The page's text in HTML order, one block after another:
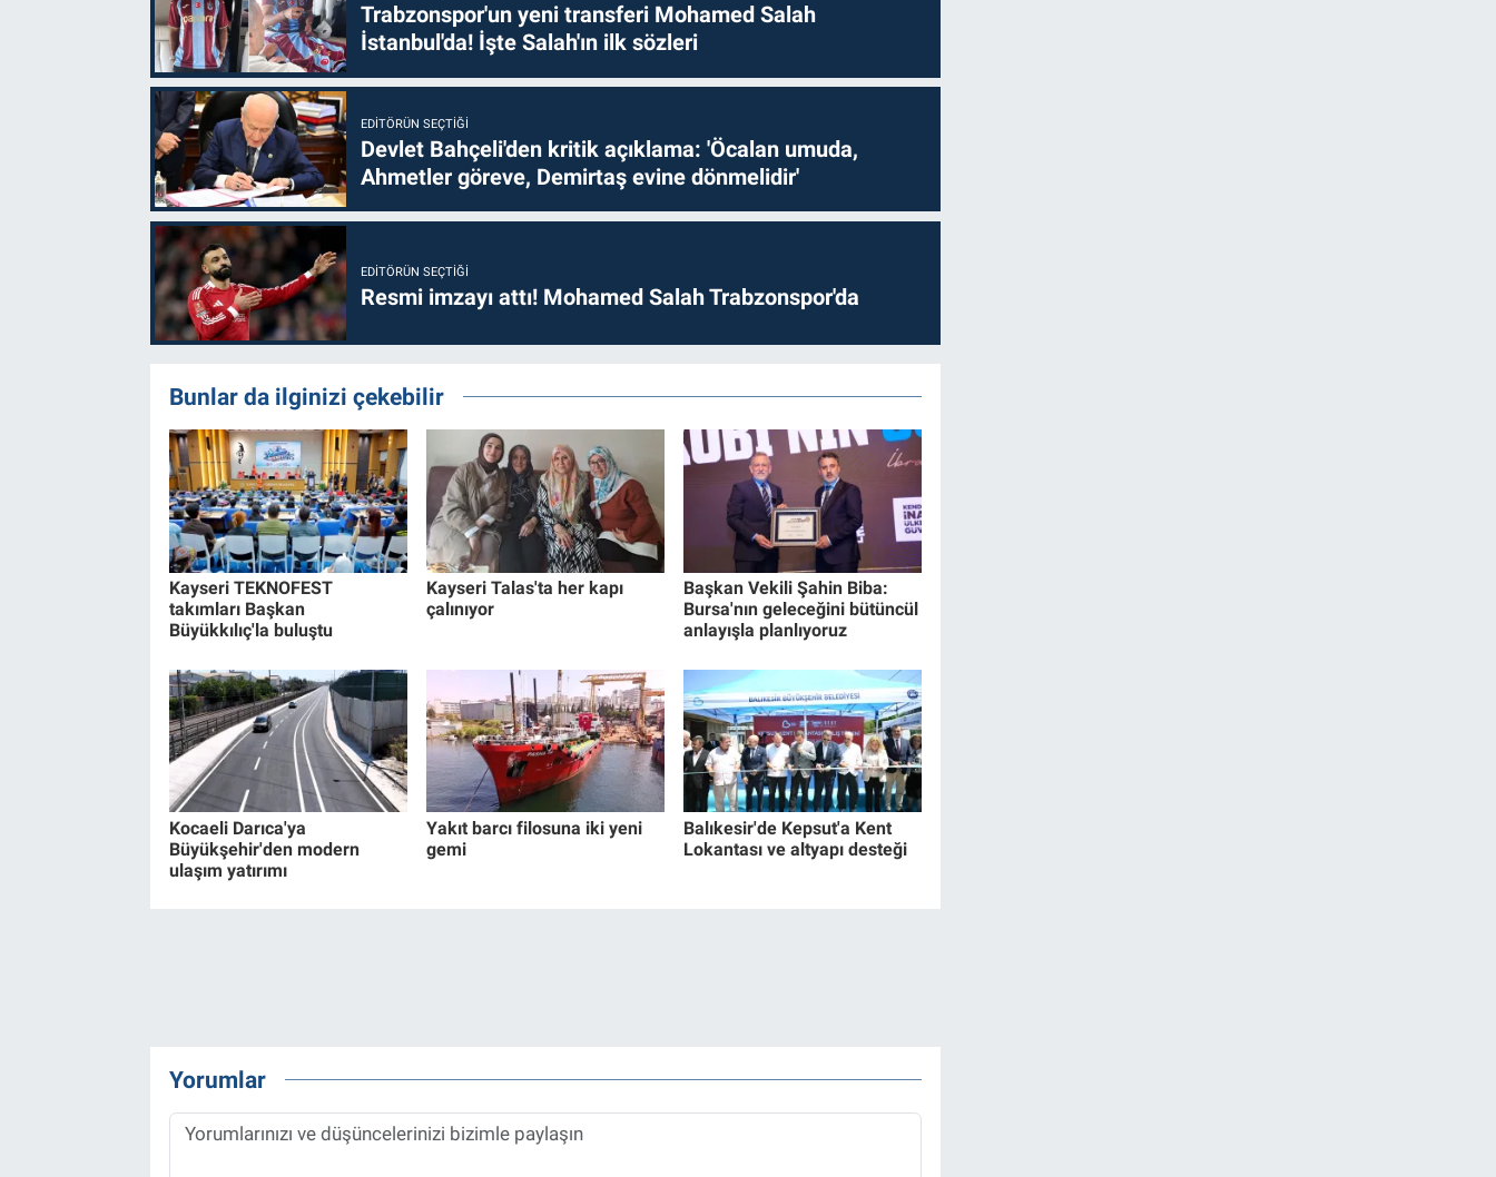
Trabzonspor'un yeni transferi Mohamed Salah
İstanbul'da! İşte Salah'ın ilk sözleri
EDITÖRÜN SEÇTIĞI
Devlet Bahçeli'den kritik açıklama: 'Öcalan umuda,
Ahmetler göreve, Demirtaş evine dönmelidir'
EDITÖRÜN SEÇTIĞI
Resmi imzayı attı! Mohamed Salah Trabzonspor'da
Bunlar da ilginizi çekebilir
Kayseri TEKNOFEST
takımları Başkan
Büyükkılıç'la buluştu
Kayseri Talas'ta her kapı
çalınıyor
Başkan Vekili Şahin Biba:
Bursa'nın geleceğini bütüncül
anlayışla planlıyoruz
Kocaeli Darıca'ya
Büyükşehir'den modern
ulaşım yatırımı
Yakıt barcı filosuna iki yeni
gemi
Balıkesir'de Kepsut'a Kent
Lokantası ve altyapı desteği
Yorumlar